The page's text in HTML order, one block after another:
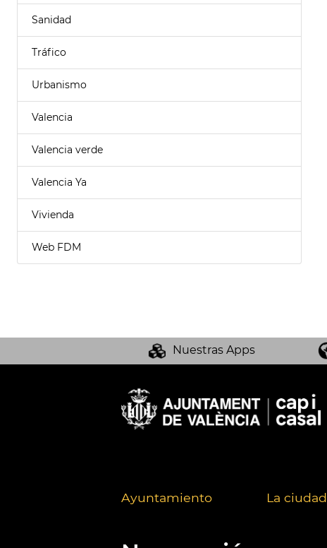
Sanidad
Tráfico
Urbanismo
Valencia
Valencia verde
Valencia Ya
Vivienda
Web FDM
Nuestras Apps
Ayuntamiento La ciudad